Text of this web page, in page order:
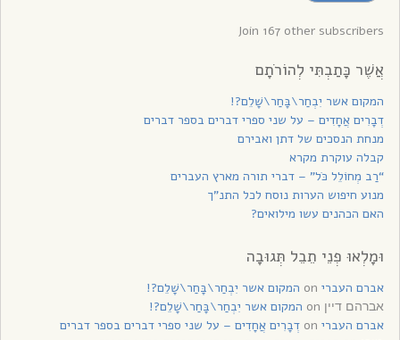
עדכונים
Join 167 other subscribers
אֲשֶׁר כָּתַבְתִּי לְהוֹרֹתָם
המקום אשר יִבְחַר\בָּחַר\שָׁלֵם?!
דְבָרִים אֲחָדִים – על שני ספרי דברים בספר דברים
מנחת הנסכים של דתן ואבירם
קבלה עוקרת מקרא
“רַב מְחוֹלֵל כֹּל” – דברי תורה מארץ העברים
מנוע חיפוש הערות נוסח לכל התנ”ך
האם הכהנים עשו מילואים?
וּמָלְאוּ פְנֵי תֵבֵל תְּגוּבָה
אברם העברי המקום אשר יִבְחַר\בָּחַר\שָׁלֵם?!
אברהם דיין
המקום אשר יִבְחַר\בָּחַר\שָׁלֵם?!
אברם העברי
דְבָרִים אֲחָדִים – על שני ספרי דברים בספר דברים